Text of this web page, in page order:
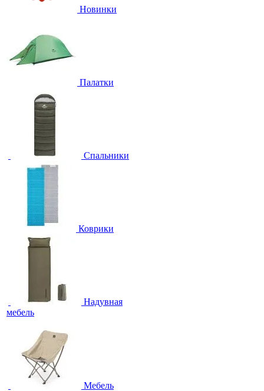
Новинки
Палатки
Спальники
Коврики
Надувная
мебель
Мебель